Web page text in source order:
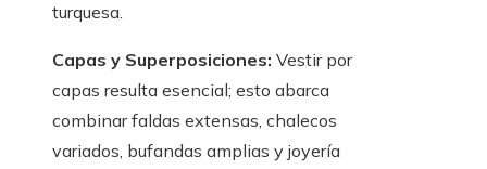
turquesa.
Capas y Superposiciones: Vestir por
capas resulta esencial; esto abarca
combinar faldas extensas, chalecos
variados, bufandas amplias y joyería